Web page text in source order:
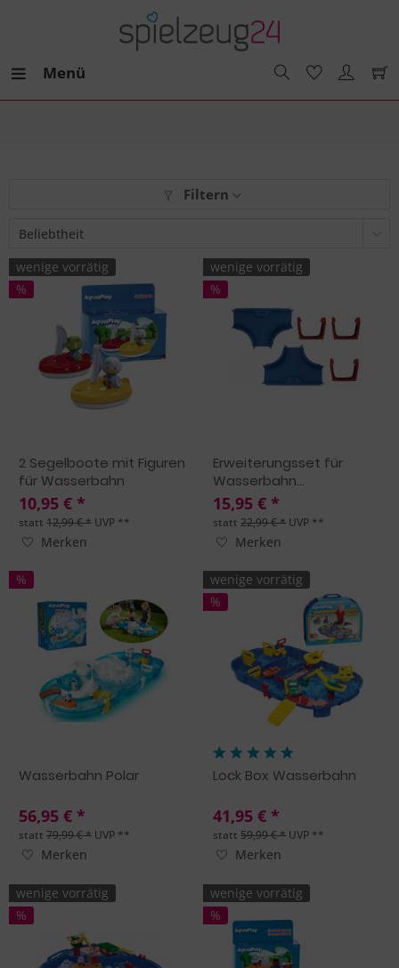
Menü
Filtern
wenige vorrätig
%
2 Segelboote mit Figuren
für Wasserbahn
10,95 € *
statt12,99 € * UVP **
Merken
wenige vorrätig
%
Erweiterungsset für
Wasserbahn...
15,95 € *
statt22,99 € * UVP **
Merken
%
Wasserbahn Polar
56,95 € *
statt79,99 € * UVP **
Merken
wenige vorrätig
%
Lock Box Wasserbahn
41,95 € *
statt59,99 € * UVP **
Merken
wenige vorrätig
%
wenige vorrätig
%